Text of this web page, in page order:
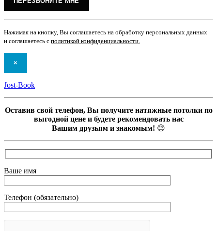
Нажимая на кнопку, Вы соглашаетесь на обработку персональных данных
и соглашаетесь с политикой конфиденциальности.
×
Jost-Book
Оставив свой телефон, Вы получите натяжные потолки по
выгодной цене и будете рекомендовать нас
Вашим друзьям и знакомым! 😉
Ваше имя
Телефон (обязательно)